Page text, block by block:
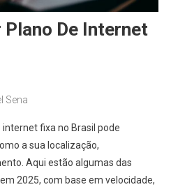
Plano De Internet
Sena
fixa no Brasil pode
a sua localização,
Aqui estão algumas das
2025, com base em velocidade,